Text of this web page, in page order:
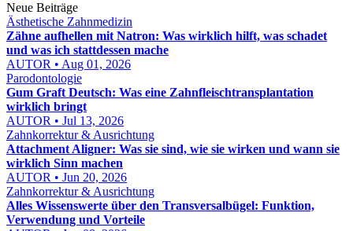
Neue Beiträge
Ästhetische Zahnmedizin
Zähne aufhellen mit Natron: Was wirklich hilft, was schadet
und was ich stattdessen mache
AUTOR • Aug 01, 2026
Parodontologie
Gum Graft Deutsch: Was eine Zahnfleischtransplantation
wirklich bringt
AUTOR • Jul 13, 2026
Zahnkorrektur & Ausrichtung
Attachment Aligner: Was sie sind, wie sie wirken und wann sie
wirklich Sinn machen
AUTOR • Jun 20, 2026
Zahnkorrektur & Ausrichtung
Alles Wissenswerte über den Transversalbügel: Funktion,
Verwendung und Vorteile